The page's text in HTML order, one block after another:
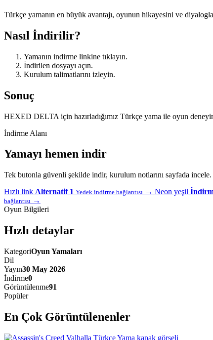
Türkçe yamanın en büyük avantajı, oyunun hikayesini ve
Nasıl İndirilir?
Yamanın indirme linkine tıklayın.
İndirilen dosyayı açın.
Kurulum talimatlarını izleyin.
Sonuç
HEXED DELTA için hazırladığımız Türkçe yama ile oyun
İndirme Alanı
Yamayı hemen indir
Tek butonla güvenli şekilde indir, kurulum notlarını sayfada incele.
Hızlı link Alternatif 1 Yedek indirme bağlantısı → Neon yeşil
bağlantısı →
Oyun Bilgileri
Hızlı detaylar
KategoriOyun Yamaları
Dil
Yayın30 May 2026
İndirme0
Görüntülenme91
Popüler
En Çok Görüntülenenler